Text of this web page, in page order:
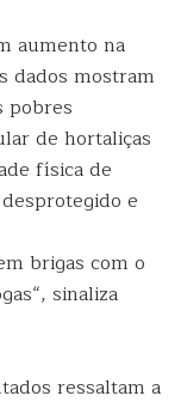
aumento na
dados mostram
pobres
de hortaliças
física de
e
brigas com o
sinaliza
ressaltam a